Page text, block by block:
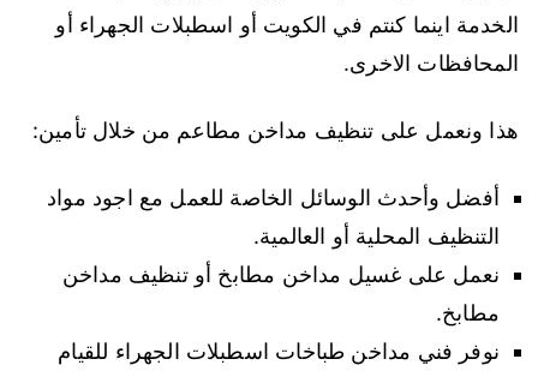
الخدمة اينما كنتم في الكويت أو اسطبلات الجهراء أو
المحافظات الاخرى.
هذا ونعمل على تنظيف مداخن مطاعم من خلال تأمين:
أفضل وأحدث الوسائل الخاصة للعمل مع اجود مواد
التنظيف المحلية أو العالمية.
نعمل على غسيل مداخن مطابخ أو تنظيف مداخن
مطابخ.
نوفر فني مداخن طباخات اسطبلات الجهراء للقيام